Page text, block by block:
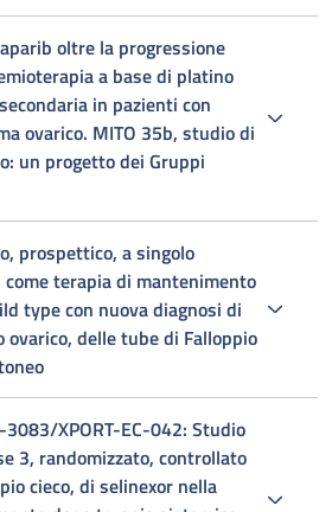
oltre la progressione
a base di platino
in pazienti con
MITO 35b, studio di
un progetto dei Gruppi
prospettico, a singolo
terapia di mantenimento
type con nuova diagnosi di
ovarico, delle tube di Falloppio
3083/XPORT-EC-042: Studio
3, randomizzato, controllato
cieco, di selinexor nella